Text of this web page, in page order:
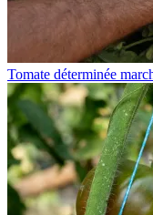
Tomate déterminée